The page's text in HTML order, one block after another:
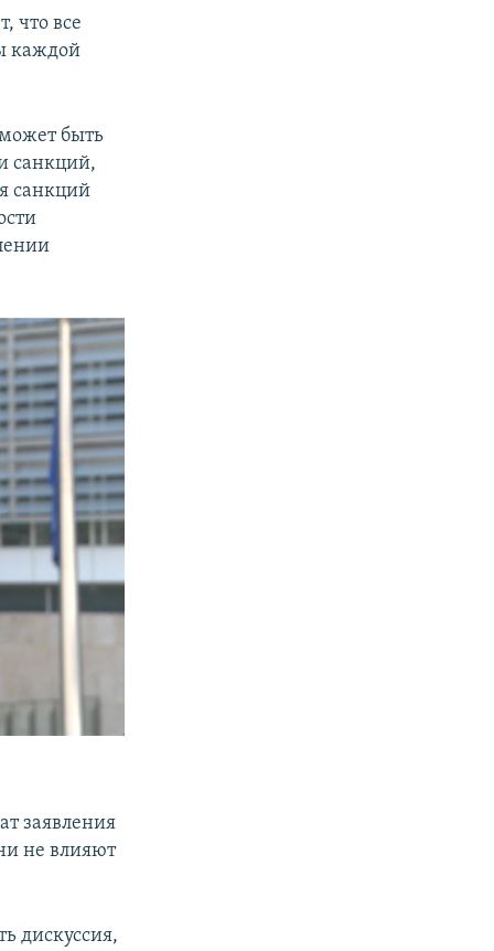
что все
каждой
быть
санкций,
санкций
заявления
не влияют
дискуссия,